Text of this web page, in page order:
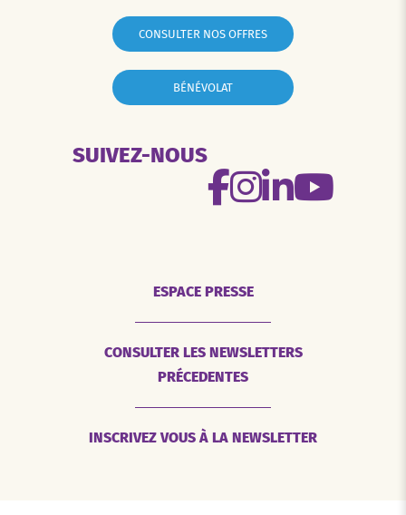
CONSULTER NOS OFFRES
BÉNÉVOLAT
SUIVEZ-NOUS
ESPACE PRESSE
CONSULTER LES NEWSLETTERS
PRÉCEDENTES
INSCRIVEZ VOUS À LA NEWSLETTER